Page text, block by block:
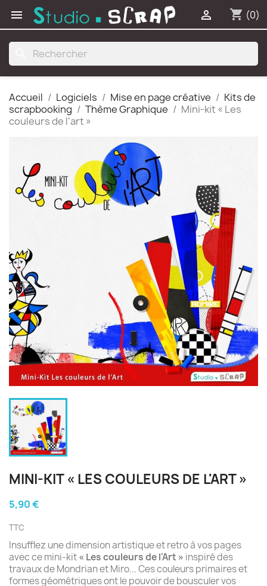
 shopping_cart (0)

Accueil Logiciels Mise en page créative
Kits de
scrapbooking
Thème Graphique
Mini-kit « Les
couleurs de l'art »
MINI-KIT « LES COULEURS DE L'ART »
5,90 €
TTC
Insufflez une dimension artistique et retro à vos pages
avec ce mini-kit« Les couleurs de l'Art » inspiré des
travaux de Mondrian et Miro... Ces couleurs primaires et
formes géométriques ont le pouvoir de bousculer vos